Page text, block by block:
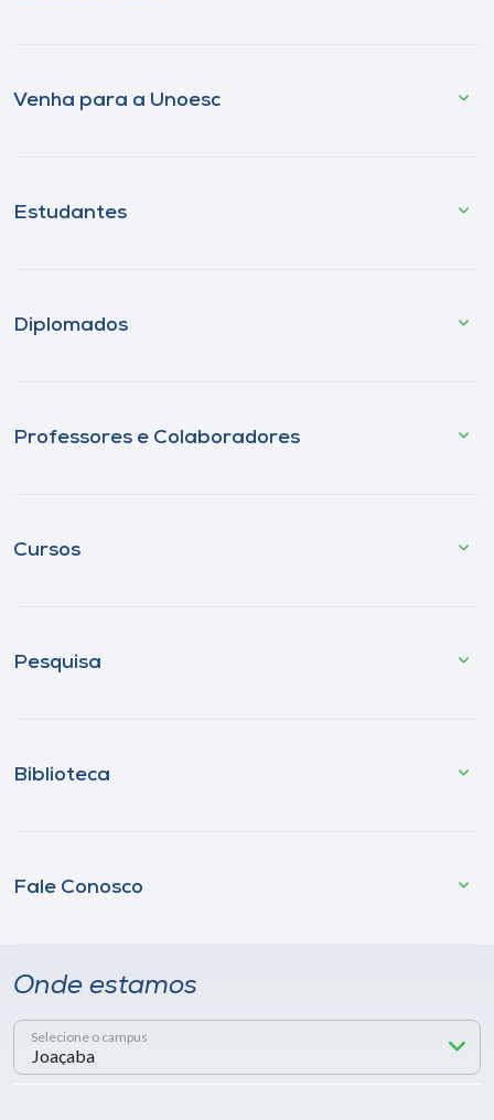
Venha para a Unoesc
Estudantes
Diplomados
Professores e Colaboradores
Cursos
Pesquisa
Biblioteca
Fale Conosco
Onde estamos
Selecione o campus